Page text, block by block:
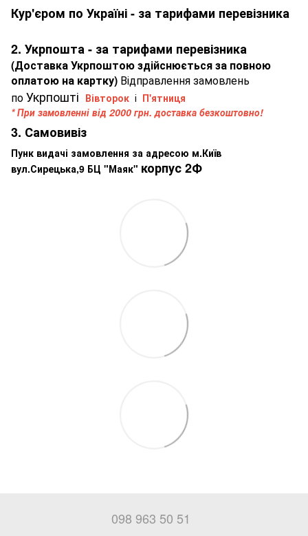
Кур'єром по Україні - за тарифами перевізника
2. Укрпошта - за тарифами перевізника
(Доставка Укрпоштою здійснюється за повною
оплатою на картку) Відправлення замовлень
поУкрпошті Вівторок і П'ятниця
* При замовленні від 2000 грн. доставка безкоштовно!
3. Самовивіз
Пунк видачі замовлення за адресою м.Київ
вул.Сирецька,9 БЦ "Маяк" корпус 2Ф
098 963 50 51